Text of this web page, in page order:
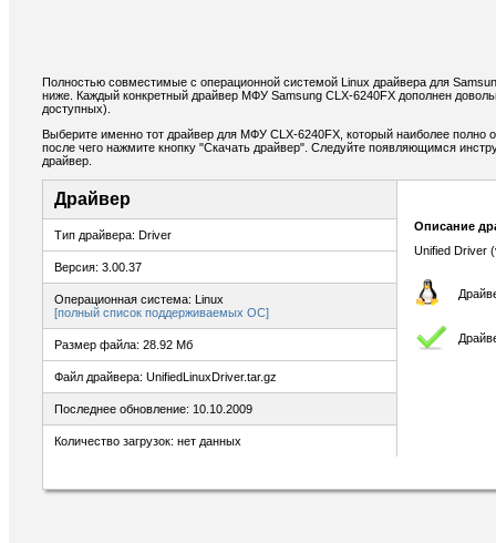
Полностью совместимые с операционной системой Linux драйвера для
ниже. Каждый конкретный драйвер МФУ Samsung CLX-6240FX дополнен
доступных).
Выберите именно тот драйвер для МФУ CLX-6240FX, который наиболее полно
после чего нажмите кнопку "Скачать драйвер". Следуйте появляющимся
драйвер.
Драйвер
Тип драйвера: Driver
Версия: 3.00.37
Операционная система: Linux
[полный список поддерживаемых ОС]
Размер файла: 28.92 Мб
Файл драйвера: UnifiedLinuxDriver.tar.gz
Последнее обновление: 10.10.2009
Количество загрузок: нет данных
Описание
Unified Driver